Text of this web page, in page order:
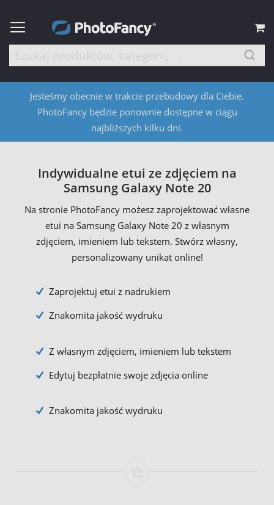
Jesteśmy obecnie w trakcie przebudowy dla Ciebie.
PhotoFancy będzie ponownie dostępne w ciągu
najbliższych kilku dni.
Indywidualne etui ze zdjęciem na
Samsung Galaxy Note 20
Na stronie PhotoFancy możesz zaprojektować własne
etui na Samsung Galaxy Note 20 z własnym
zdjęciem, imieniem lub tekstem. Stwórz własny,
personalizowany unikat online!
Zaprojektuj etui z nadrukiem
Znakomita jakość wydruku
Z własnym zdjęciem, imieniem lub tekstem
Edytuj bezpłatnie swoje zdjęcia online
Znakomita jakość wydruku